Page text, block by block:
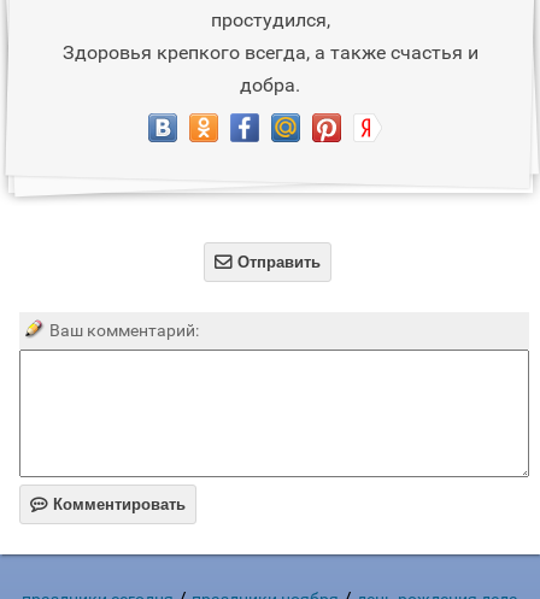
простудился,
Здоровья крепкого всегда, а также счастья и
добра.
 Отправить
Ваш комментарий:
 Комментировать